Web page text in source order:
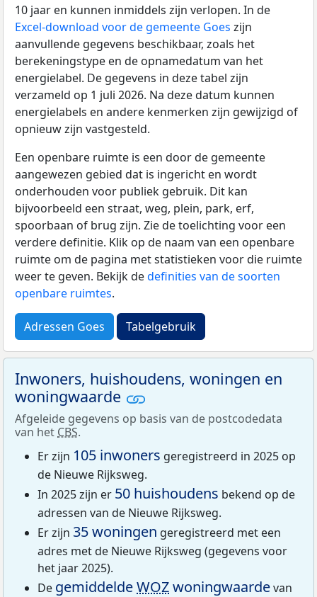
10 jaar en kunnen inmiddels zijn verlopen. In de
Excel-download voor de gemeente Goes zijn
aanvullende gegevens beschikbaar, zoals het
berekeningstype en de opnamedatum van het
energielabel. De gegevens in deze tabel zijn
verzameld op 1 juli 2026. Na deze datum kunnen
energielabels en andere kenmerken zijn gewijzigd of
opnieuw zijn vastgesteld.
Een openbare ruimte is een door de gemeente
aangewezen gebied dat is ingericht en wordt
onderhouden voor publiek gebruik. Dit kan
bijvoorbeeld een straat, weg, plein, park, erf,
spoorbaan of brug zijn. Zie de toelichting voor een
verdere definitie. Klik op de naam van een openbare
ruimte om de pagina met statistieken voor die ruimte
weer te geven. Bekijk dedefinities van de soorten
openbare ruimtes.
Adressen Goes Tabelgebruik
Inwoners, huishoudens, woningen en
woningwaarde
Afgeleide gegevens op basis van de postcodedata
van het CBS.
Er zijn 105 inwoners geregistreerd in 2025 op
de Nieuwe Rijksweg.
In 2025 zijn er 50 huishoudens bekend op de
adressen van de Nieuwe Rijksweg.
Er zijn 35 woningen geregistreerd met een
adres met de Nieuwe Rijksweg (gegevens voor
het jaar 2025).
De gemiddeldeWOZwoningwaardevan